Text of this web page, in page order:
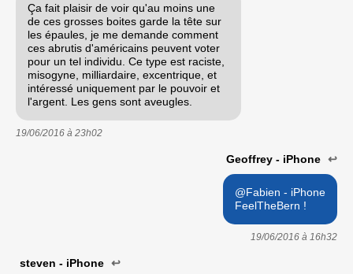
Ça fait plaisir de voir qu'au moins une
de ces grosses boites garde la tête sur
les épaules, je me demande comment
ces abrutis d'américains peuvent voter
pour un tel individu. Ce type est raciste,
misogyne, milliardaire, excentrique, et
intéressé uniquement par le pouvoir et
l'argent. Les gens sont aveugles.
19/06/2016 à 23h02
Geoffrey - iPhone ↩
@Fabien - iPhone
FeelTheBern !
19/06/2016 à 16h32
steven - iPhone ↩